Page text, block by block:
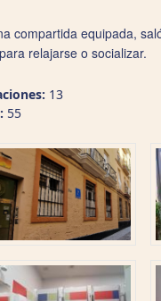
compartida equipada,
relajarse o socializar.
13
55